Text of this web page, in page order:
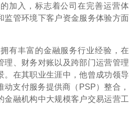
加入，标志着公司在完善运营体
监管环境下客户资金服务体验方面
有丰富的金融服务行业经验，在
理、财务对账以及跨部门运营管理
。在其职业生涯中，他曾成功领导
支付服务提供商（PSP）整合，
金融机构中大规模客户交易运营工